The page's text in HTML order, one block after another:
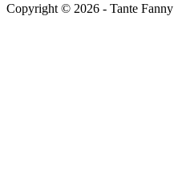
Copyright © 2026 - Tante Fanny